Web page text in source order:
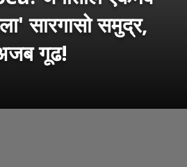
सारगासो समुद्र,
गूढ!